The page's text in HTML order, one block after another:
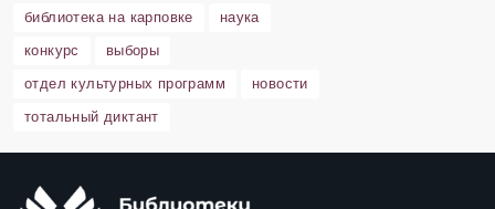
библиотека на карповке
наука
конкурс
выборы
отдел культурных программ
новости
тотальный диктант